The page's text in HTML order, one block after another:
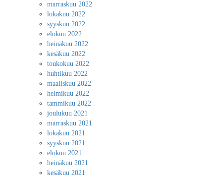
marraskuu 2022
lokakuu 2022
syyskuu 2022
elokuu 2022
heinäkuu 2022
kesäkuu 2022
toukokuu 2022
huhtikuu 2022
maaliskuu 2022
helmikuu 2022
tammikuu 2022
joulukuu 2021
marraskuu 2021
lokakuu 2021
syyskuu 2021
elokuu 2021
heinäkuu 2021
kesäkuu 2021